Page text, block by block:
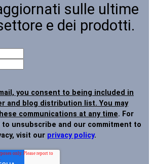
sulle ultime
e dei prodotti.
you consent to being included in
and blog distribution list. You may
communications at any time. For
unsubscribe and our commitment to
visit our privacy policy.